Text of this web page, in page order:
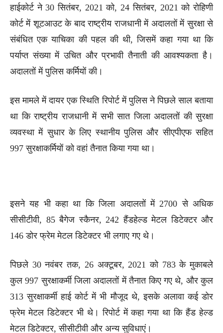
हाईकोर्ट ने 30 सितंबर, 2021 को, 24 सितंबर, 2021 को रोहिणी
कोर्ट में शूटआउट के बाद राष्ट्रीय राजधानी में अदालतों में सुरक्षा से
संबंधित एक याचिका की पहल की थी, जिसमें कहा गया था कि
पर्याप्त संख्या में उचित और प्रभावी तैनाती की आवश्यकता है।
अदालतों में पुलिस कर्मियों की।
इस मामले में दायर एक स्थिति रिपोर्ट में पुलिस ने पिछले साल बताया
था कि राष्ट्रीय राजधानी में सभी सात जिला अदालतों की सुरक्षा
व्यवस्था में सुधार के लिए स्थानीय पुलिस और सीएपीएफ सहित
997 सुरक्षाकर्मियों को वहां तैनात किया गया था।
इसने यह भी कहा था कि जिला अदालतों में 2700 से अधिक
सीसीटीवी, 85 बैगेज स्कैनर, 242 हैंडहेल्ड मेटल डिटेक्टर और
146 डोर फ्रेम मेटल डिटेक्टर भी लगाए गए थे।
पिछले 30 नवंबर तक, 26 अक्टूबर, 2021 को 783 के मुकाबले
कुल 997 सुरक्षाकर्मी जिला अदालतों में तैनात किए गए थे, और कुल
313 सुरक्षाकर्मी हाई कोर्ट में भी मौजूद थे, इसके अलावा कई डोर
फ्रेम मेटल डिटेक्टर भी थे। रिपोर्ट में कहा गया था कि हैंड हेल्ड
मेटल डिटेक्टर, सीसीटीवी और अन्य सुविधाएं।